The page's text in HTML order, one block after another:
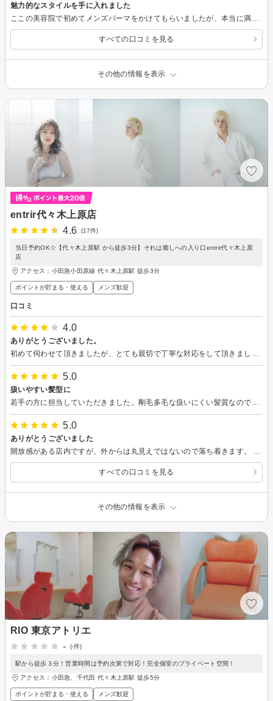
魅力的なスタイルを手に入れました
すべての口コミを見る
その他の情報を表示
entrir代々木上原店
4.6
(17件)
当日予約OK☆【代々木上原駅 から徒歩3分】それは癒しへの入り口entrir代々木上原
店
アクセス：小田急小田原線 代々木上原駅 徒歩3分
ポイントが貯まる・使える メンズ歓迎
口コミ
4.0
ありがとうございました。
5.0
扱いやすい髪型に
5.0
ありがとうございました
すべての口コミを見る
その他の情報を表示
RIO 東京アトリエ
-
(-件)
駅から徒歩３分！営業時間は予約次第で対応！完全個室のプライベート空間！
アクセス：小田急、千代田 代々木上原駅 徒歩5分
ポイントが貯まる・使える メンズ歓迎